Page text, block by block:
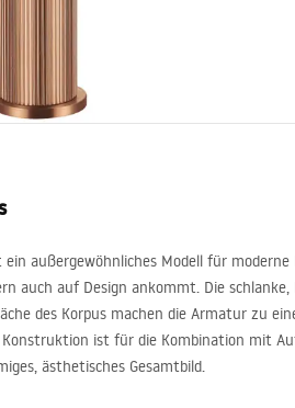
außergewöhnliches Modell für moderne
auch auf Design ankommt. Die schlanke,
des Korpus machen die Armatur zu
ist für die Kombination mit
ästhetisches Gesamtbild.